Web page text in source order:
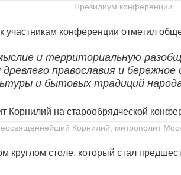
Президиум конференции
участникам конференции отметил
и территориальную
православия и
и бытовых традиций
Корнилий, митрополит
круглом столе, который стал